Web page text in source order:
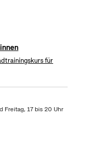
für
Freitag, 17 bis 20 Uhr